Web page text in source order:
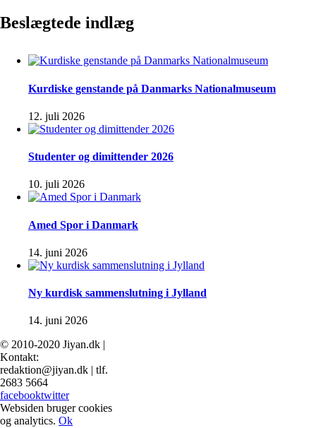
Beslægtede indlæg
Kurdiske genstande på Danmarks Nationalmuseum
12. juli 2026
Studenter og dimittender 2026
10. juli 2026
Amed Spor i Danmark
14. juni 2026
Ny kurdisk sammenslutning i Jylland
14. juni 2026
© 2010-2020 Jiyan.dk |
Kontakt:
redaktion@jiyan.dk | tlf.
2683 5664
facebooktwitter
Websiden bruger cookies
og analytics. Ok